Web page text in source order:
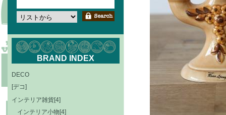
BRAND INDEX
DECO
[デコ]
インテリア雑貨[4]
インテリア小物[4]